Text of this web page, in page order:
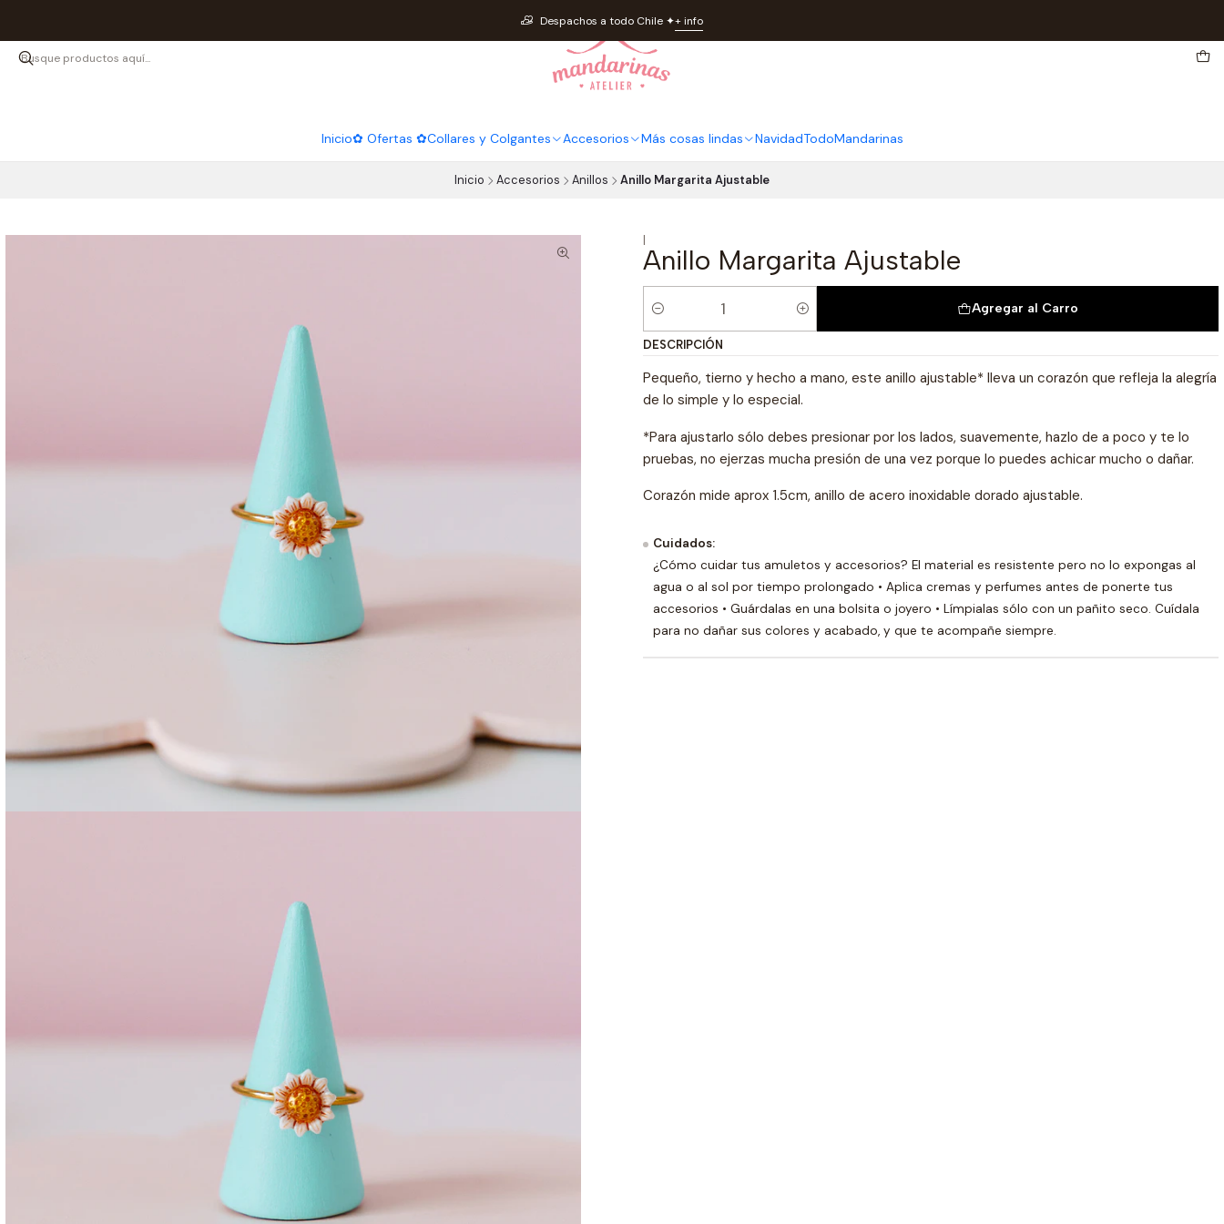
Inicio✿ Ofertas ✿Collares y Colgantes Accesorios Más cosas lindas NavidadTodoMandarinas
Despachos a todo Chile ✦+ info
Inicio Accesorios Anillos Anillo Margarita Ajustable
|
Anillo Margarita Ajustable
Cantidad
Agregar al Carro
DESCRIPCIÓN
Pequeño, tierno y hecho a mano, este anillo ajustable* lleva un corazón que refleja la alegría
de lo simple y lo especial.
*Para ajustarlo sólo debes presionar por los lados, suavemente, hazlo de a poco y te lo
pruebas, no ejerzas mucha presión de una vez porque lo puedes achicar mucho o dañar.
Corazón mide aprox 1.5cm, anillo de acero inoxidable dorado ajustable.
Cuidados:
¿Cómo cuidar tus amuletos y accesorios? El material es resistente pero no lo expongas al
agua o al sol por tiempo prolongado • Aplica cremas y perfumes antes de ponerte tus
accesorios • Guárdalas en una bolsita o joyero • Límpialas sólo con un pañito seco. Cuídala
para no dañar sus colores y acabado, y que te acompañe siempre.